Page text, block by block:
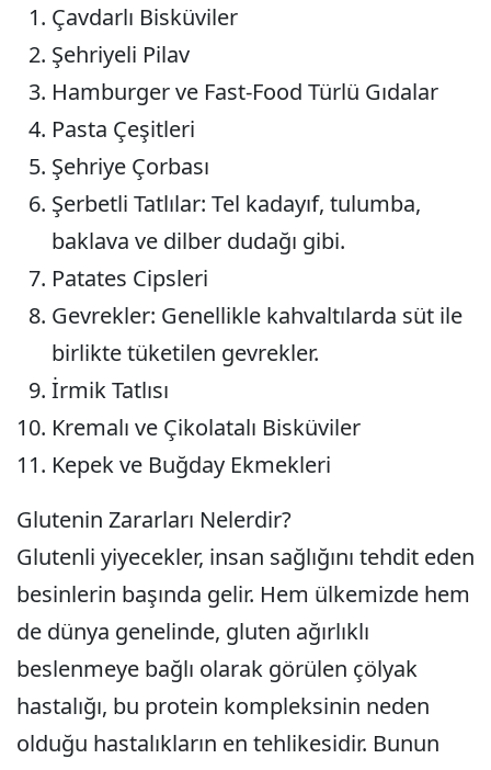
Çavdarlı Bisküviler
Şehriyeli Pilav
Hamburger ve Fast-Food Türlü Gıdalar
Pasta Çeşitleri
Şehriye Çorbası
Şerbetli Tatlılar: Tel kadayıf, tulumba,
baklava ve dilber dudağı gibi.
Patates Cipsleri
Gevrekler: Genellikle kahvaltılarda süt ile
birlikte tüketilen gevrekler.
İrmik Tatlısı
Kremalı ve Çikolatalı Bisküviler
Kepek ve Buğday Ekmekleri
Glutenin Zararları Nelerdir?
Glutenli yiyecekler, insan sağlığını tehdit eden
besinlerin başında gelir. Hem ülkemizde hem
de dünya genelinde, gluten ağırlıklı
beslenmeye bağlı olarak görülen çölyak
hastalığı, bu protein kompleksinin neden
olduğu hastalıkların en tehlikesidir. Bunun